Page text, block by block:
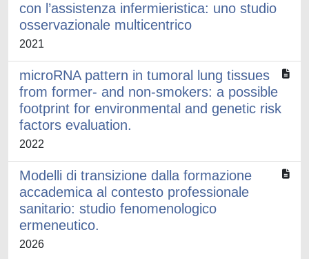
con l’assistenza infermieristica: uno studio
osservazionale multicentrico
2021
microRNA pattern in tumoral lung tissues
from former- and non-smokers: a possible
footprint for environmental and genetic risk
factors evaluation.
2022
Modelli di transizione dalla formazione
accademica al contesto professionale
sanitario: studio fenomenologico
ermeneutico.
2026